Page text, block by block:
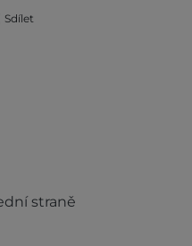
Sdílet
straně